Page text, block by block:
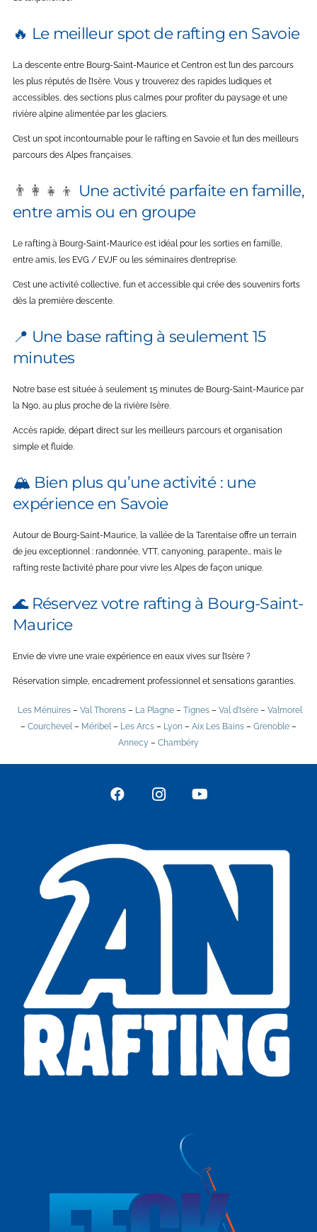
🔥 Le meilleur spot de rafting en Savoie
La descente entre Bourg-Saint-Maurice et Centron est l’un des parcours
les plus réputés de l’Isère. Vous y trouverez des rapides ludiques et
accessibles, des sections plus calmes pour profiter du paysage et une
rivière alpine alimentée par les glaciers.
C’est un spot incontournable pour le rafting en Savoie et l’un des meilleurs
parcours des Alpes françaises.
👨‍👩‍👧‍👦 Une activité parfaite en famille,
entre amis ou en groupe
Le rafting à Bourg-Saint-Maurice est idéal pour les sorties en famille,
entre amis, les EVG / EVJF ou les séminaires d’entreprise.
C’est une activité collective, fun et accessible qui crée des souvenirs forts
dès la première descente.
📍 Une base rafting à seulement 15
minutes
Notre base est située à seulement 15 minutes de Bourg-Saint-Maurice par
la N90, au plus proche de la rivière Isère.
Accès rapide, départ direct sur les meilleurs parcours et organisation
simple et fluide.
🏔️ Bien plus qu’une activité : une
expérience en Savoie
Autour de Bourg-Saint-Maurice, la vallée de la Tarentaise offre un terrain
de jeu exceptionnel : randonnée, VTT, canyoning, parapente… mais le
rafting reste l’activité phare pour vivre les Alpes de façon unique.
🌊 Réservez votre rafting à Bourg-Saint-
Maurice
Envie de vivre une vraie expérience en eaux vives sur l’Isère ?
Réservation simple, encadrement professionnel et sensations garanties.
Les Ménuires– Val Thorens– La Plagne– Tignes– Val d’Isère– Valmorel
– Courchevel – Méribel – Les Arcs – Lyon – Aix Les Bains – Grenoble –
Annecy – Chambéry